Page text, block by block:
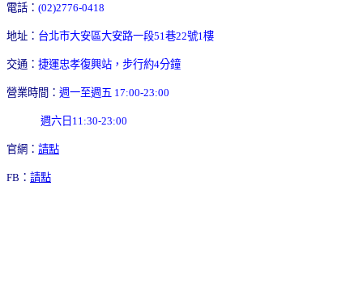
電話： (02)2776-0418
地址： 台北市大安區大安路一段51巷22號1樓
交通： 捷運忠孝復興站，步行約4分鐘
營業時間： 週一至週五 17:00-23:00
週六日11:30-23:00
官網： 請點
FB： 請點